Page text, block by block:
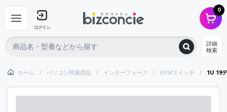
ログイン
0
詳細
検索
ホーム パソコン関連用品 インターフェース KVMスイッチ 1U 19